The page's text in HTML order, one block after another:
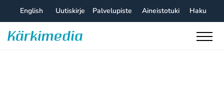
content
English Uutiskirje Palvelupiste Aineistotuki Haku